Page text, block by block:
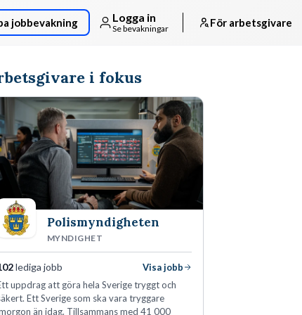
jobbevakning Logga in
Se bevakningar För arbetsgivare
i fokus
Polismyndigheten
MYNDIGHET
lediga jobb
Visa jobb
uppdrag att göra hela Sverige tryggt och
Ett Sverige som ska vara tryggare
än idag. Tillsammans med 41 000